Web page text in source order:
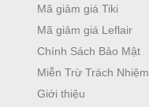
Mã giảm giá Tiki
Mã giảm giá Leflair
Chính Sách Bảo Mật
Miễn Trừ Trách Nhiệm
Giới thiệu